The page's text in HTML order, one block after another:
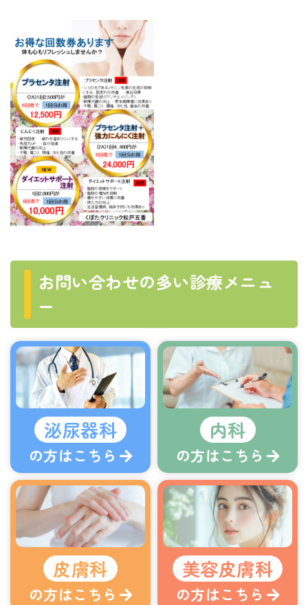
お問い合わせの多い診療メニュ
ー
泌尿器科
の方はこちら
内科
の方はこちら
皮膚科
の方はこちら
美容皮膚科
の方はこちら